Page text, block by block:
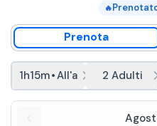
🔥
Prenota
1h15m•All'alba 2 Adulti